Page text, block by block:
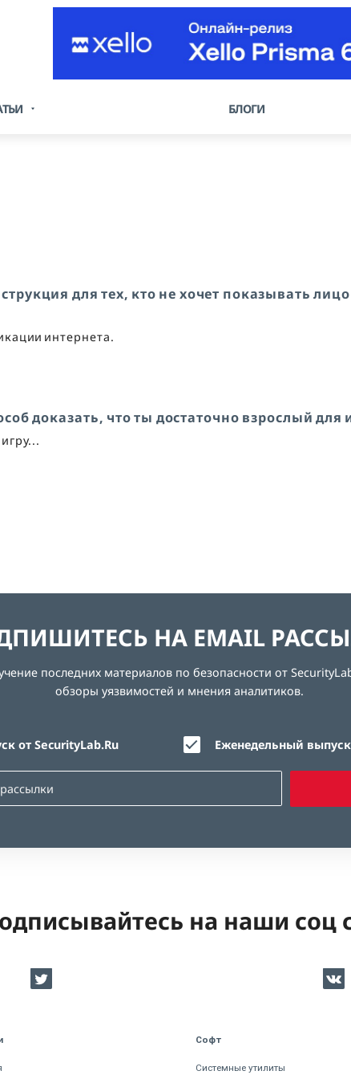
БЛОГИ
для тех, кто не хочет показывать лицо
интернета.
доказать, что ты достаточно взрослый для
НА EMAIL
последних материалов по безопасности от
обзоры уязвимостей и мнения аналитиков.
от SecurityLab.Ru Еженедельный
на наши соц
Софт
Системные утилиты